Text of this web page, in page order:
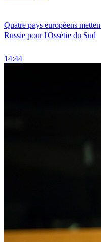
Quatre pays européens
Russie pour l'Ossétie du Sud
14:44